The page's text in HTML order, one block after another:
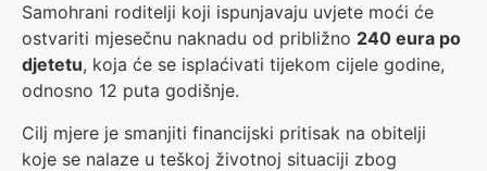
Samohrani roditelji koji ispunjavaju uvjete moći će
ostvariti mjesečnu naknadu od približno 240 eura po
djetetu, koja će se isplaćivati tijekom cijele godine,
odnosno 12 puta godišnje.
Cilj mjere je smanjiti financijski pritisak na obitelji
koje se nalaze u teškoj životnoj situaciji zbog